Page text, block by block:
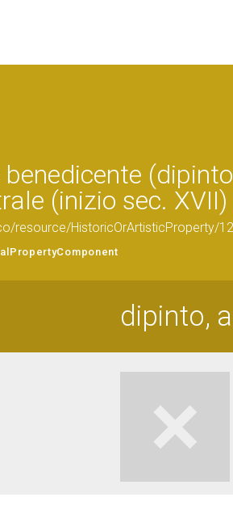
benedicente
(inizio sec. XVII)
resource/HistoricOrArtisticProperty/
dipinto,